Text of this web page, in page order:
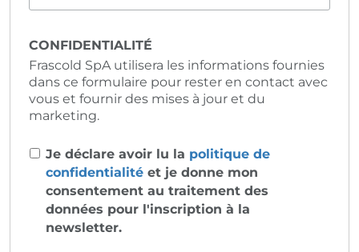
CONFIDENTIALITÉ
Frascold SpA utilisera les informations fournies
dans ce formulaire pour rester en contact avec
vous et fournir des mises à jour et du
marketing.
Je déclare avoir lu la politique de
confidentialité et je donne mon
consentement au traitement des
données pour l'inscription à la
newsletter.